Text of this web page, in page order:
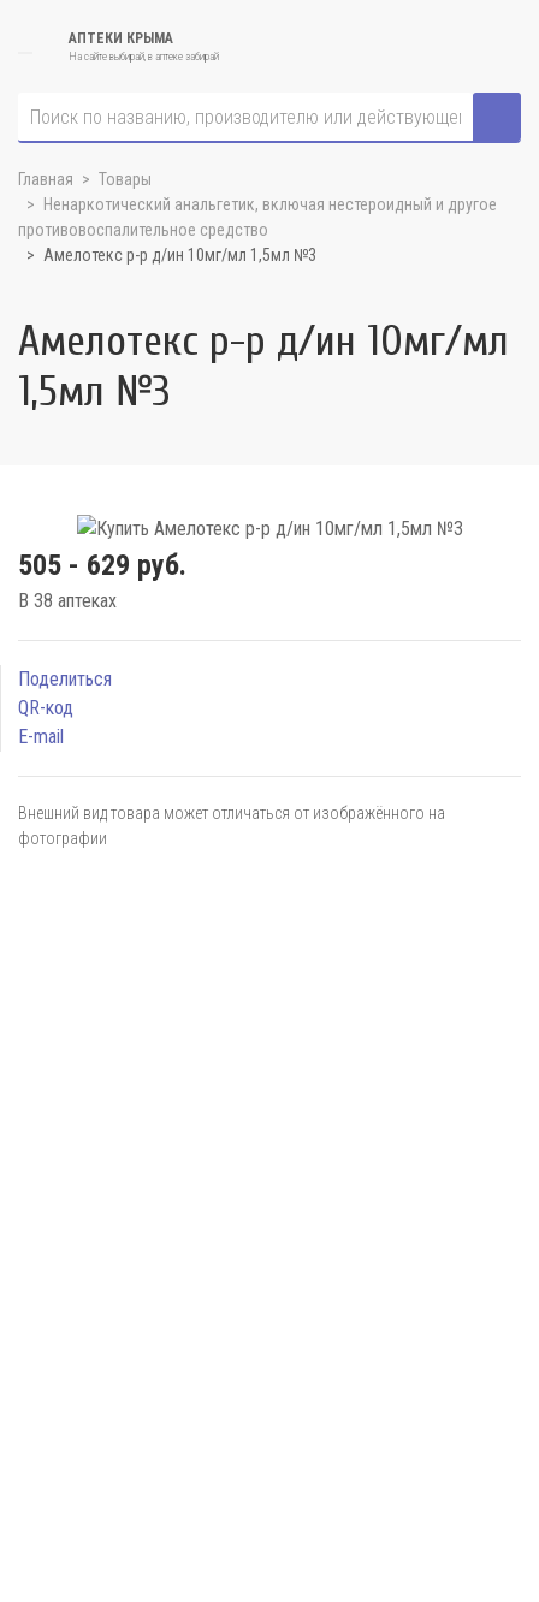
АПТЕКИ КРЫМА
На сайте выбирай, в аптеке забирай
Главная
Товары
Ненаркотический анальгетик, включая нестероидный и другое
противовоспалительное средство
Амелотекс р-р д/ин 10мг/мл 1,5мл №3
Амелотекс р-р д/ин 10мг/мл
1,5мл №3
505 - 629 руб.
В 38 аптеках
Поделиться
QR-код
E-mail
Внешний вид товара может отличаться от изображённого на
фотографии